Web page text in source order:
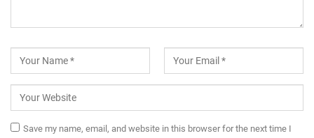
Save my name, email, and website in this browser for the next time I